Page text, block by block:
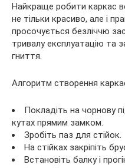
Найкраще робити каркас
не тільки красиво, але і
просочується безліччю
тривалу експлуатацію та
гниття.
Алгоритм створення
Покладіть на чорнову
кутах прямим замком.
Зробіть паз для стійок.
На стійках закріпіть
Встановіть балку і